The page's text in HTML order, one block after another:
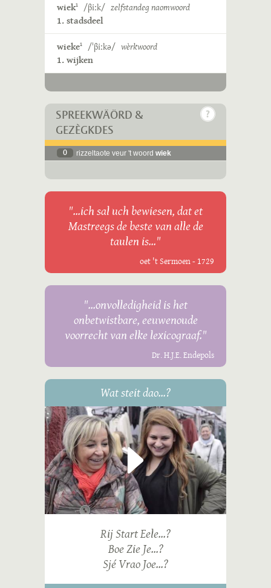
wiek1 /βiːk/ zelfstandeg naomwoord
1. stadsdeel
wieke1 /ˈβiːkə/ wèrkwoord
1. wijken
SPREEKWÄÖRD &
GEZÈGKDES
0 rizzeltaote veur 't woord wiek
"...ich sal uch bewiesen, dat et
Mastreegs de beste van alle de
taulen is..."
oet 't Sermoen - 1729
"...onvolledigheid is het
onbetwistbare, eeuwenoude
voorrecht van elke lexicograaf."
Dr. H.J.E. Endepols
Wat steit dao...?
Rij Start Eele...?
Boe Zie Je...?
Sjé Vrao Joe...?